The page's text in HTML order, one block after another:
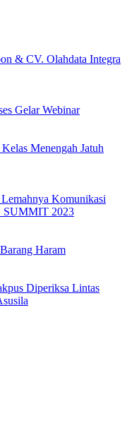
& CV. Olahdata Integra
Gelar Webinar
Menengah Jatuh
Komunikasi
SUMMIT 2023
Haram
Diperiksa Lintas